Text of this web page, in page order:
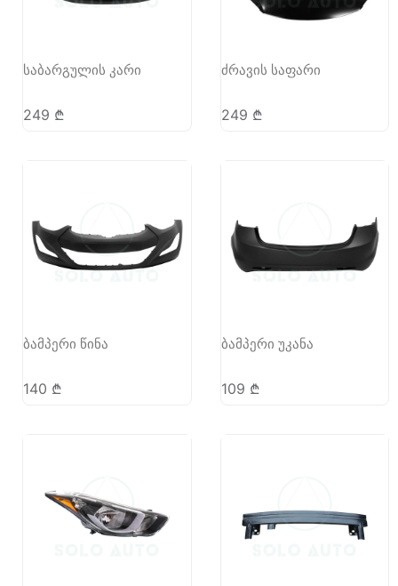
საბარგულის კარი
249 ₾
ძრავის საფარი
249 ₾
ბამპერი წინა
140 ₾
ბამპერი უკანა
109 ₾